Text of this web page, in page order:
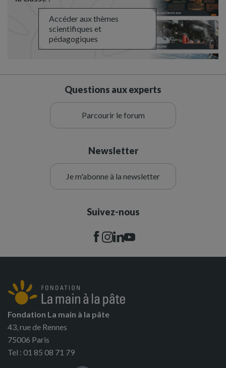
Accéder aux thèmes
scientifiques et
pédagogiques
Questions aux experts
Parcourir le forum
Newsletter
Je m'abonne à la newsletter
Suivez-nous
Fondation La main à la pâte
43, rue de Rennes
75006 Paris
Tel : 01 85 08 71 79